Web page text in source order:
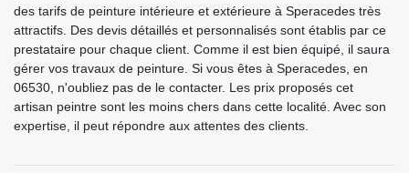
des tarifs de peinture intérieure et extérieure à Speracedes très
attractifs. Des devis détaillés et personnalisés sont établis par ce
prestataire pour chaque client. Comme il est bien équipé, il saura
gérer vos travaux de peinture. Si vous êtes à Speracedes, en
06530, n'oubliez pas de le contacter. Les prix proposés cet
artisan peintre sont les moins chers dans cette localité. Avec son
expertise, il peut répondre aux attentes des clients.